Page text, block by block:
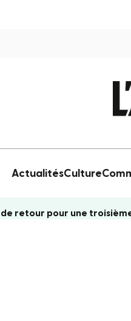
ActualitésCulture
de retour pour une